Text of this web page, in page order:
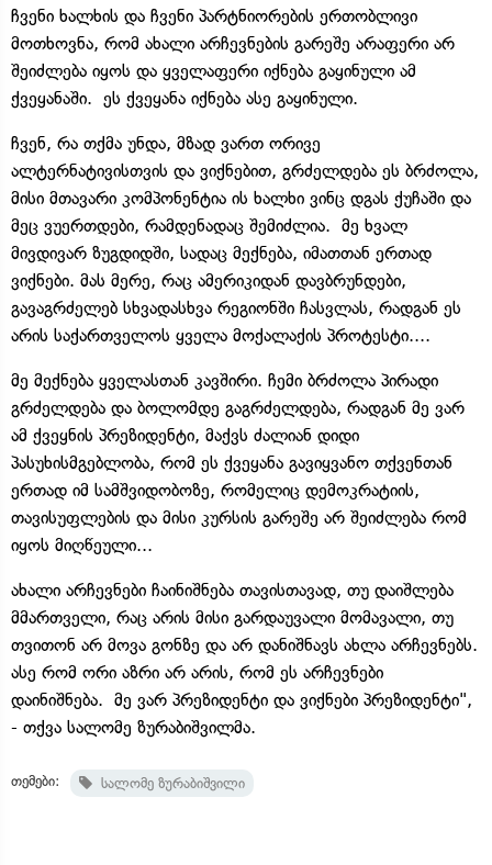
ჩვენი ხალხის და ჩვენი პარტნიორების ერთობლივი
მოთხოვნა, რომ ახალი არჩევნების გარეშე არაფერი არ
შეიძლება იყოს და ყველაფერი იქნება გაყინული ამ
ქვეყანაში. ეს ქვეყანა იქნება ასე გაყინული.
ჩვენ, რა თქმა უნდა, მზად ვართ ორივე
ალტერნატივისთვის და ვიქნებით, გრძელდება ეს ბრძოლა,
მისი მთავარი კომპონენტია ის ხალხი ვინც დგას ქუჩაში და
მეც ვუერთდები, რამდენადაც შემიძლია. მე ხვალ
მივდივარ ზუგდიდში, სადაც მექნება, იმათთან ერთად
ვიქნები. მას მერე, რაც ამერიკიდან დავბრუნდები,
გავაგრძელებ სხვადასხვა რეგიონში ჩასვლას, რადგან ეს
არის საქართველოს ყველა მოქალაქის პროტესტი....
მე მექნება ყველასთან კავშირი. ჩემი ბრძოლა პირადი
გრძელდება და ბოლომდე გაგრძელდება, რადგან მე ვარ
ამ ქვეყნის პრეზიდენტი, მაქვს ძალიან დიდი
პასუხისმგებლობა, რომ ეს ქვეყანა გავიყვანო თქვენთან
ერთად იმ სამშვიდობოზე, რომელიც დემოკრატიის,
თავისუფლების და მისი კურსის გარეშე არ შეიძლება რომ
იყოს მიღწეული...
ახალი არჩევნები ჩაინიშნება თავისთავად, თუ დაიშლება
მმართველი, რაც არის მისი გარდაუვალი მომავალი, თუ
თვითონ არ მოვა გონზე და არ დანიშნავს ახლა არჩევნებს.
ასე რომ ორი აზრი არ არის, რომ ეს არჩევნები
დაინიშნება. მე ვარ პრეზიდენტი და ვიქნები პრეზიდენტი",
- თქვა სალომე ზურაბიშვილმა.
თემები: სალომე ზურაბიშვილი